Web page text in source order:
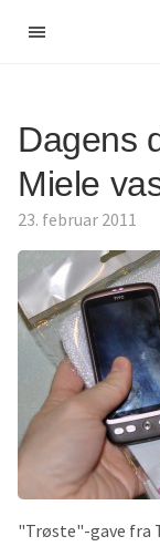
Dagens
Miele
23. februar 2011
"Trøste"-gave fra